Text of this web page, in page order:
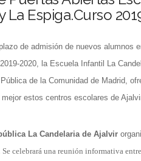
La Espiga.Curso
de admisión de nuevos alumnos
2020, la Escuela Infantil La
de la Comunidad de Madrid,
estos centros escolares de
La Candelaria de Ajalvir
Se celebrará una reunión informativa